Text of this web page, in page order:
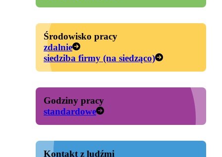
Środowisko pracy
zdalnie
siedziba firmy (na siedząco)
Godziny pracy
standardowe
Kontakt z ludźmi